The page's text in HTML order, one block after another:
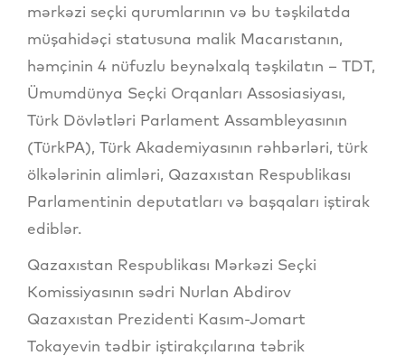
mərkəzi seçki qurumlarının və bu təşkilatda
müşahidəçi statusuna malik Macarıstanın,
həmçinin 4 nüfuzlu beynəlxalq təşkilatın – TDT,
Ümumdünya Seçki Orqanları Assosiasiyası,
Türk Dövlətləri Parlament Assambleyasının
(TürkPA), Türk Akademiyasının rəhbərləri, türk
ölkələrinin alimləri, Qazaxıstan Respublikası
Parlamentinin deputatları və başqaları iştirak
ediblər.
Qazaxıstan Respublikası Mərkəzi Seçki
Komissiyasının sədri Nurlan Abdirov
Qazaxıstan Prezidenti Kasım-Jomart
Tokayevin tədbir iştirakçılarına təbrik